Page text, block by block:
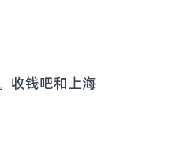
收钱吧和上海